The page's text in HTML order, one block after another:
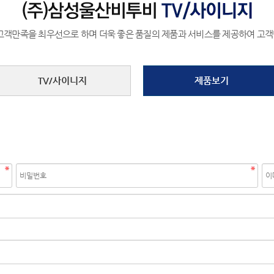
만족을 최우선으로 하며 더욱 좋은 품질의 제품과 서비스를 제공하여 고
TV/사이니지 제품보기